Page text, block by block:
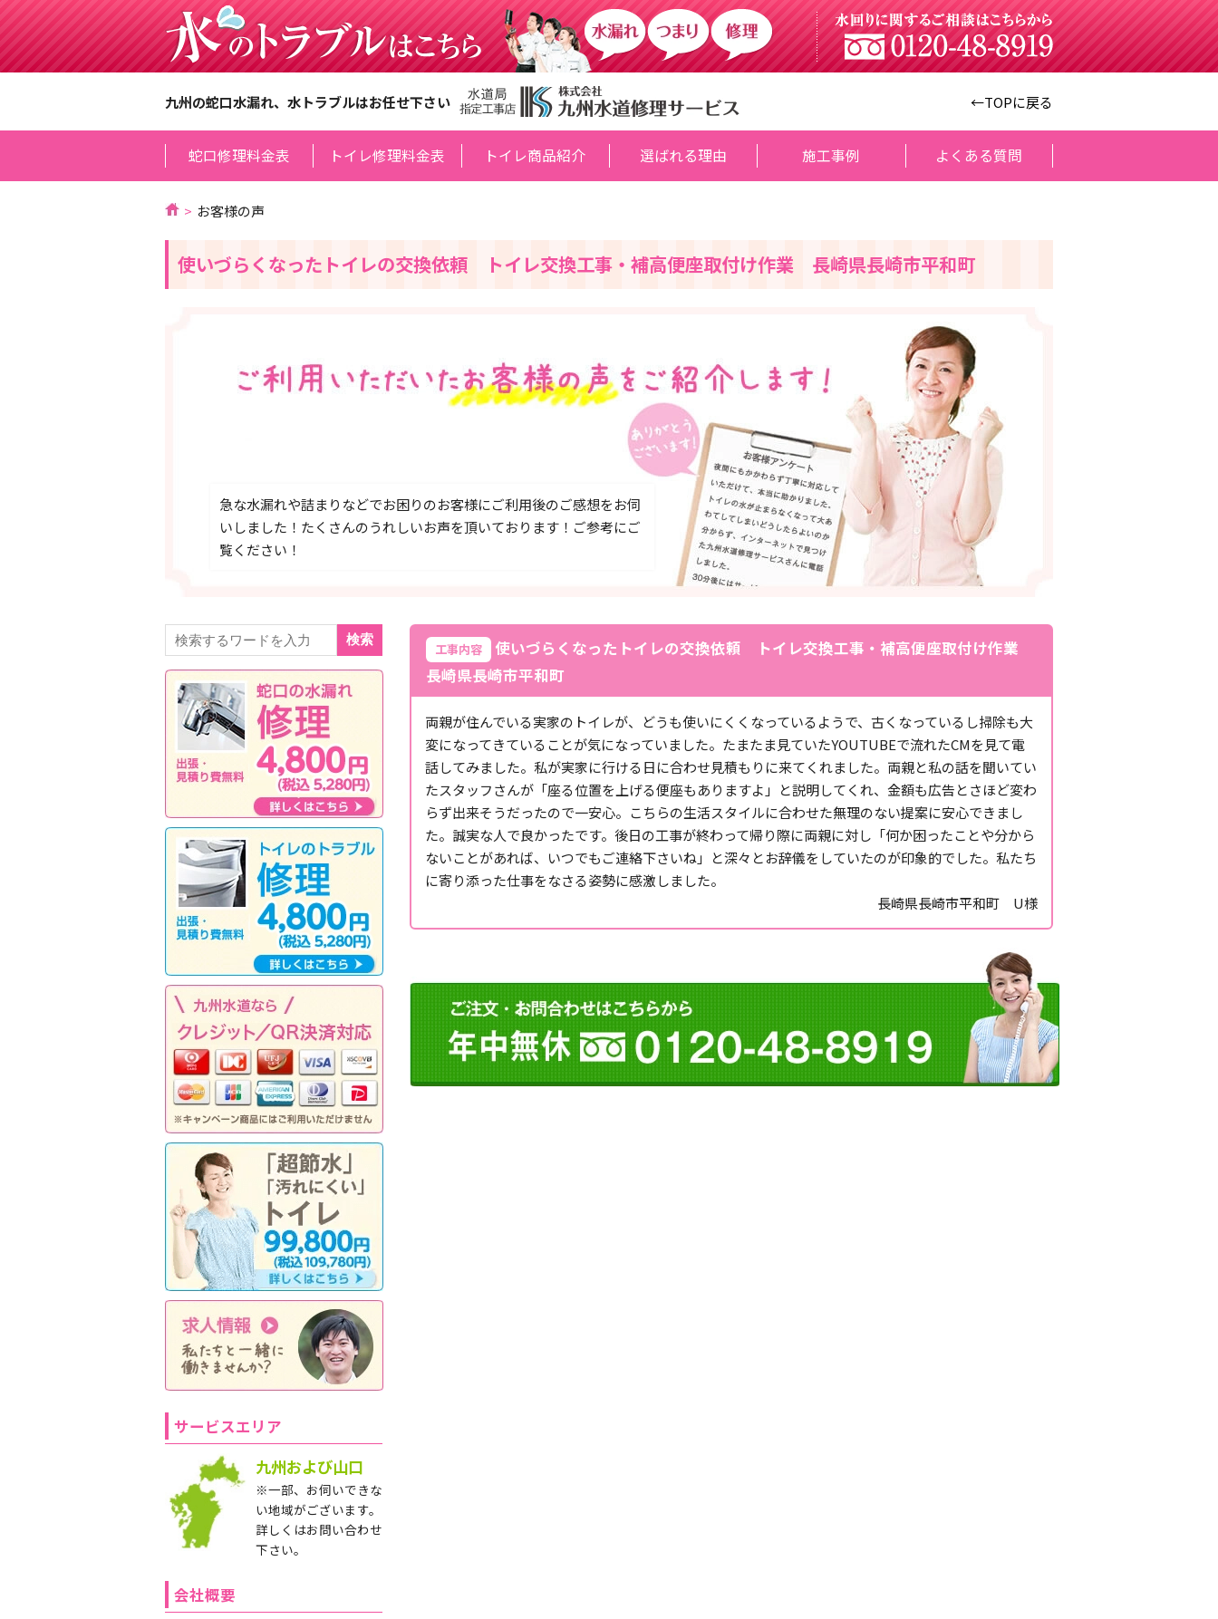
九州の蛇口水漏れ、水トラブルはお任せ下さい ←TOPに戻る
蛇口修理料金表 トイレ修理料金表 トイレ商品紹介 選ばれる理由 施工事例 よくある質問
お客様の声
使いづらくなったトイレの交換依頼 トイレ交換工事・補高便座取付け作業 長崎県長崎市平和町
急な水漏れや詰まりなどでお困りのお客様にご利用後のご感想をお伺
いしました！たくさんのうれしいお声を頂いております！ご参考にご
覧ください！
工事内容
使いづらくなったトイレの交換依頼 トイレ交換工事・補高便座取付け作業
長崎県長崎市平和町
両親が住んでいる実家のトイレが、どうも使いにくくなっているようで、古くなっているし掃除も大
変になってきていることが気になっていました。たまたま見ていたYOUTUBEで流れたCMを見て電
話してみました。私が実家に行ける日に合わせ見積もりに来てくれました。両親と私の話を聞いてい
たスタッフさんが「座る位置を上げる便座もありますよ」と説明してくれ、金額も広告とさほど変わ
らず出来そうだったので一安心。こちらの生活スタイルに合わせた無理のない提案に安心できまし
た。誠実な人で良かったです。後日の工事が終わって帰り際に両親に対し「何か困ったことや分から
ないことがあれば、いつでもご連絡下さいね」と深々とお辞儀をしていたのが印象的でした。私たち
に寄り添った仕事をなさる姿勢に感激しました。
長崎県長崎市平和町 U様
検索
サービスエリア
九州および山口
※一部、お伺いできな
い地域がございます。
詳しくはお問い合わせ
下さい。
会社概要